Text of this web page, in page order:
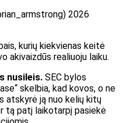
2026
kurių kiekvienas keitė
akivaizdūs realiuoju laiku.
nusileis. SEC bylos
skelbia, kad kovos, o ne
atskyrė ją nuo kelių kitų
tą patį laikotarpį pasiekė